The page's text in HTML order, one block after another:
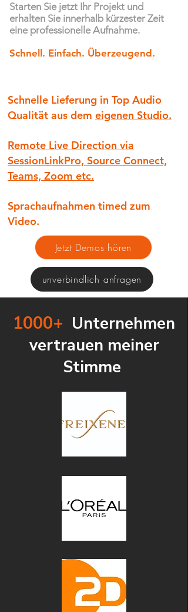
Starten Sie jetzt Ihr Projekt und
erhalten Sie innerhalb kürzester Zeit
eine professionelle Aufnahme.
Schnell. Einfach. Überzeugend.
Schnelle Lieferung in Top Audio
Qualität aus dem eigenen Studio.
Remote Live Direction via
SessionLinkPro, Source Connect,
Teams, Zoom etc.
Sprachaufnahmen timed zum
Video.
Jetzt Demos hören
unverbindlich anfragen
1000+ Unternehmen
vertrauen meiner
Stimme